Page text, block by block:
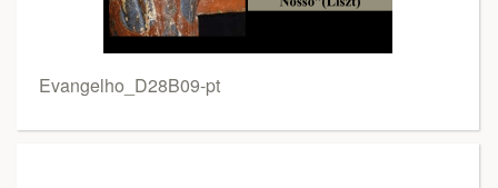
Evangelho_D28B09-pt